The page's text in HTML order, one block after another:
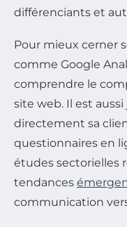
différenciants et
Pour mieux cerner
comme Google
comprendre le
site web. Il est
directement sa
questionnaires en
études sectorielles
tendances
communication